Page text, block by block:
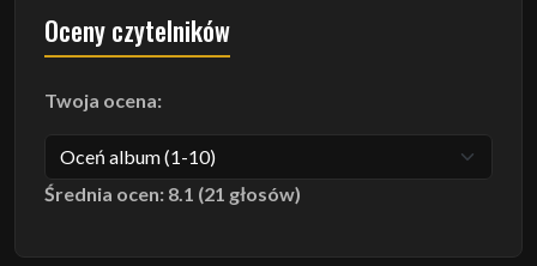
Oceny czytelników
Twoja ocena:
Średnia ocen: 8.1 (21 głosów)